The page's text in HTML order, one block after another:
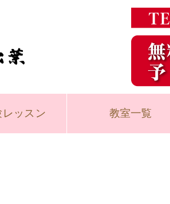
レッスン 教室一覧